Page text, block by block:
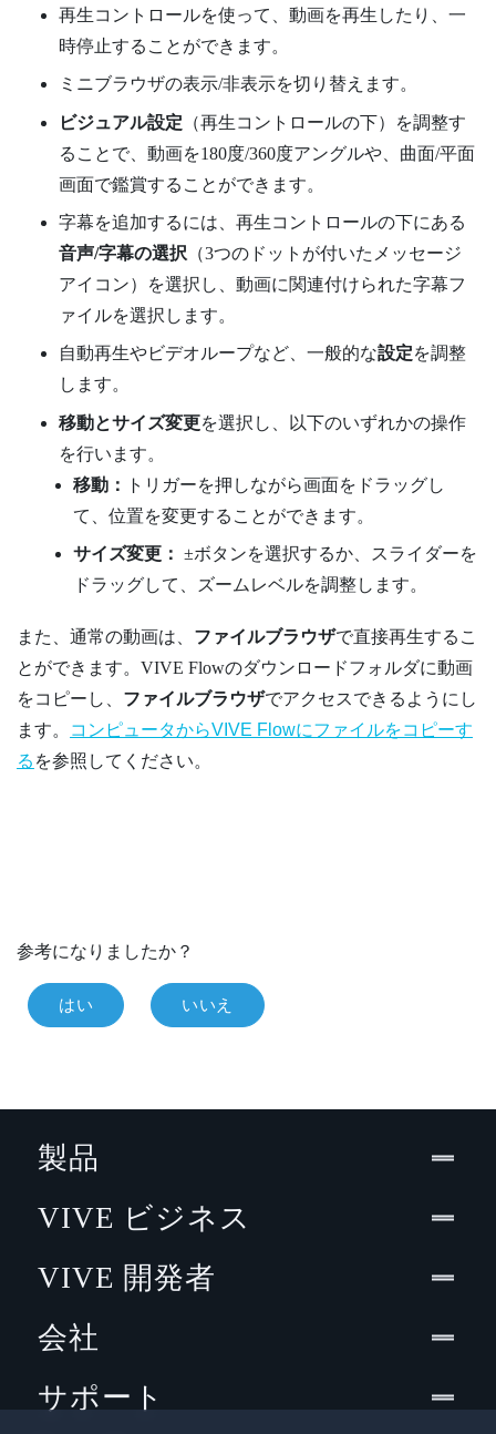
再生コントロールを使って、動画を再生したり、一
時停止することができます。
ミニブラウザの表示/非表示を切り替えます。
ビジュアル設定 （再生コントロールの下）を調整す
ることで、動画を180度/360度アングルや、曲面/平面
画面で鑑賞することができます。
字幕を追加するには、再生コントロールの下にある
音声/字幕の選択 （3つのドットが付いたメッセージ
アイコン）を選択し、動画に関連付けられた字幕フ
ァイルを選択します。
自動再生やビデオループなど、一般的な設定を調整
します。
移動とサイズ変更を選択し、以下のいずれかの操作
を行います。
移動：
トリガーを押しながら画面をドラッグし
て、位置を変更することができます。
サイズ変更： ±ボタンを選択するか、スライダーを
ドラッグして、ズームレベルを調整します。
また、通常の動画は、 ファイルブラウザで直接再生するこ
とができます。 VIVE Flowのダウンロードフォルダに動画
をコピーし、 ファイルブラウザでアクセスできるようにし
ます。
コンピュータからVIVE Flowにファイルをコピーす
る を参照してください。
参考になりましたか？
はい いいえ
製品
VIVE ビジネス
VIVE 開発者
会社
サポート